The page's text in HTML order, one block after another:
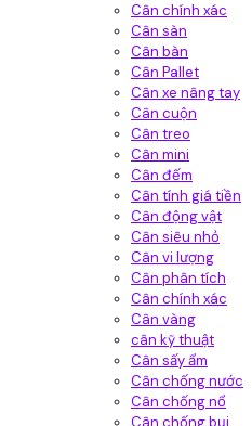
Cân chính xác
Cân sàn
Cân bàn
Cân Pallet
Cân xe nâng tay
Cân cuộn
Cân treo
Cân mini
Cân đếm
Cân tính giá tiền
Cân động vật
Cân siêu nhỏ
Cân vi lượng
Cân phân tích
Cân chính xác
Cân vàng
cân kỹ thuật
Cân sấy ẩm
Cân chống nước
Cân chống nổ
Cân chống bụi